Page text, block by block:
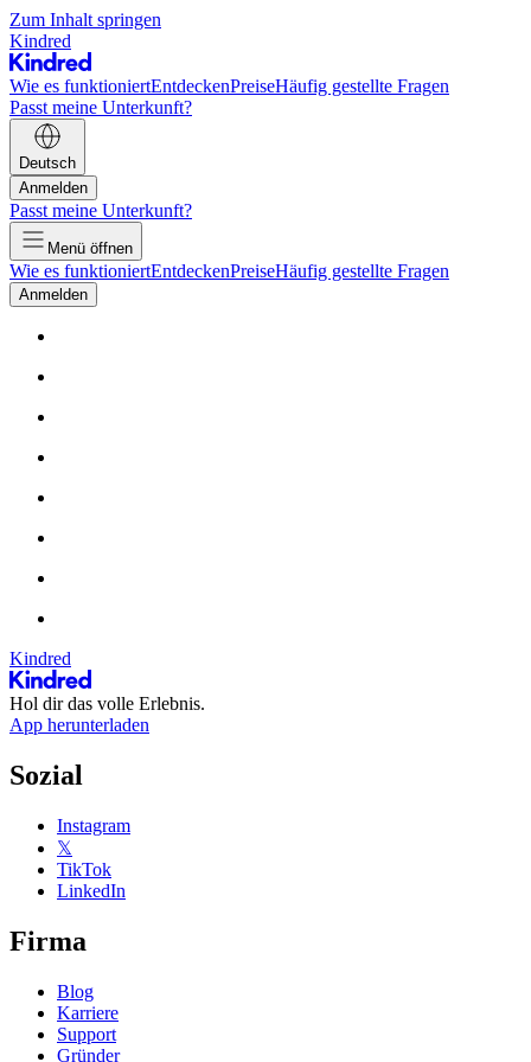
Zum Inhalt springen
Kindred
Wie es funktioniertEntdeckenPreiseHäufig gestellte Fragen
Passt meine Unterkunft?
Deutsch
Anmelden
Passt meine Unterkunft?
Menü öffnen
Wie es funktioniertEntdeckenPreiseHäufig gestellte Fragen
Anmelden
Kindred
Hol dir das volle Erlebnis.
App herunterladen
Sozial
Instagram
𝕏
TikTok
LinkedIn
Firma
Blog
Karriere
Support
Gründer